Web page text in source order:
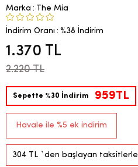
Marka : The Mia
İndirim Oranı : %38 İndirim
2.220 TL
1.370 TL
Sepette %30 İndirim 959TL
Havale ile %5 ek indirim
304 TL `den başlayan taksitlerle